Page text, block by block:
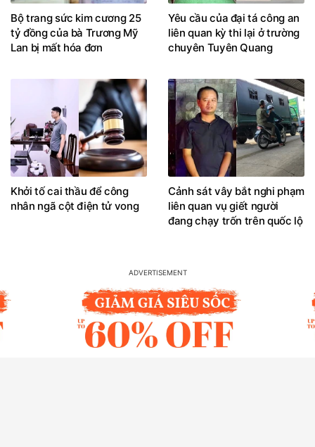
Bộ trang sức kim cương 25
tỷ đồng của bà Trương Mỹ
Lan bị mất hóa đơn
Yêu cầu của đại tá công an
liên quan kỳ thi lại ở trường
chuyên Tuyên Quang
Khởi tố cai thầu để công
nhân ngã cột điện tử vong
Cảnh sát vây bắt nghi phạm
liên quan vụ giết người
đang chạy trốn trên quốc lộ